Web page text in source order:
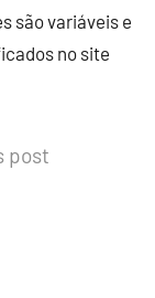
são variáveis e
no site
post